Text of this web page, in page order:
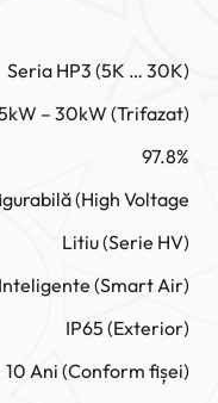
Seria HP3 (5K … 30K)
– 30kW (Trifazat)
97.8%
(High Voltage
Litiu (Serie HV)
(Smart Air)
IP65 (Exterior)
10 Ani (Conform fișei)